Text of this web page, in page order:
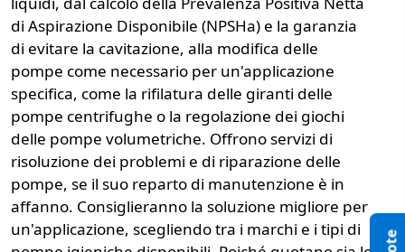
di Aspirazione Disponibile (NPSHa) e la garanzia
di evitare la cavitazione, alla modifica delle
pompe come necessario per un'applicazione
specifica, come la rifilatura delle giranti delle
pompe centrifughe o la regolazione dei giochi
delle pompe volumetriche. Offrono servizi di
risoluzione dei problemi e di riparazione delle
pompe, se il suo reparto di manutenzione è in
affanno. Consiglieranno la soluzione migliore per
un'applicazione, scegliendo tra i marchi e i tipi di